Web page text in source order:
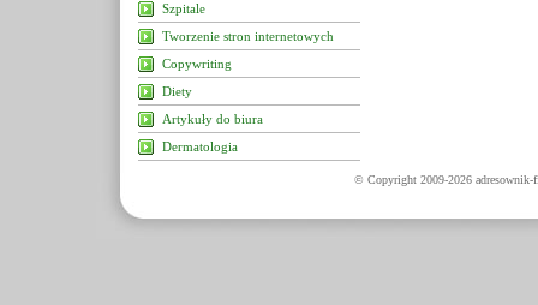
Szpitale
Tworzenie stron internetowych
Copywriting
Diety
Artykuły do biura
Dermatologia
© Copyright 2009-2026